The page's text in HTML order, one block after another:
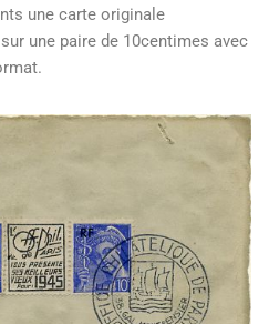
une carte originale
une paire de 10centimes avec